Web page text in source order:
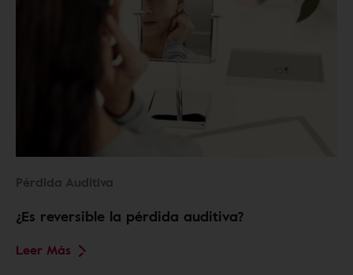
Pérdida Auditiva
¿Es reversible la pérdida auditiva?
Leer Más